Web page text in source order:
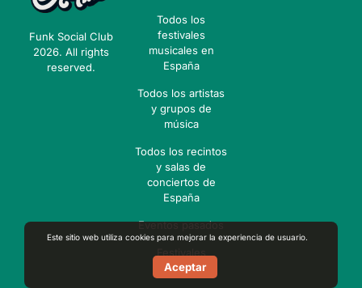
Este sitio web utiliza cookies para mejorar la experiencia de usuario.
Aceptar
Funk Social Club
2026. All rights
reserved.
Todos los
festivales
musicales en
España
Todos los artistas
y grupos de
música
Todos los recintos
y salas de
conciertos de
España
Eventos pasados
Festivales
pasados